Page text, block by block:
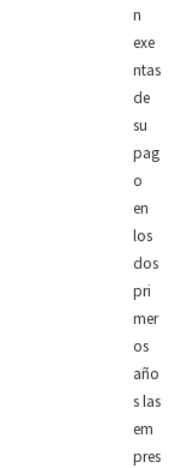
n
exe
ntas
de
su
pag
o
en
los
dos
pri
mer
os
año
s las
em
pres